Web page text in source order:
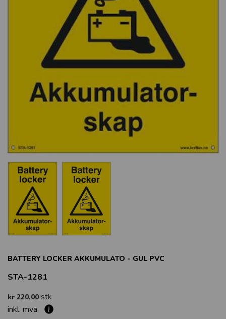
BATTERY LOCKER AKKUMULATO - GUL PVC
STA-1281
kr 220,00 stk
inkl. mva.